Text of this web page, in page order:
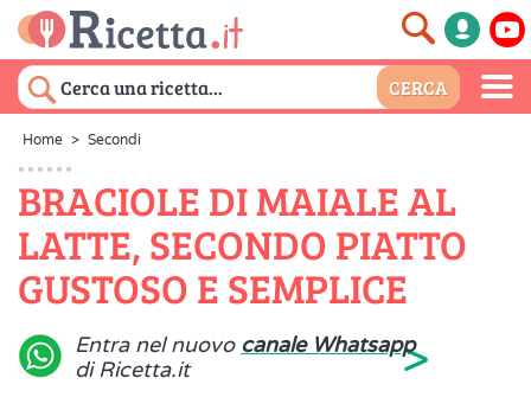
Home > Secondi
BRACIOLE DI MAIALE AL
LATTE, SECONDO PIATTO
GUSTOSO E SEMPLICE
Entra nel nuovo canale Whatsapp
di Ricetta.it
>